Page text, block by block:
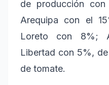
de producción
Arequipa con el
Loreto con 8%;
Libertad con 5%,
de tomate.